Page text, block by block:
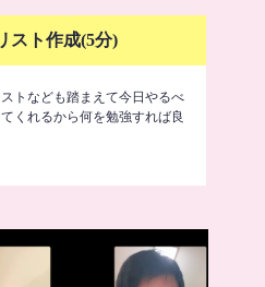
スト作成(5分)
トなども踏まえて今日やるべ
くれるから何を勉強すれば良